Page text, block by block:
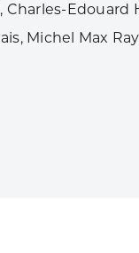
Charles-Edouard
Michel Max